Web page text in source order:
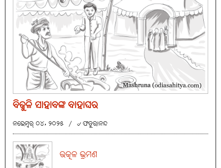
ବିଜୁଳି ସାହାବଙ୍କ ବାହାଘର
ନଭେମ୍ବର୍ ୦୪, ୨୦୨୫ / ୰ ଫତୁରାନନ୍ଦ
ଉତ୍କଳ ଭ୍ରମଣ